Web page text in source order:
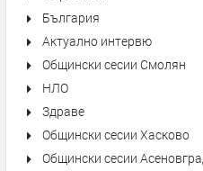
България
Актуално интервю
Общински сесии Смолян
НЛО
Здраве
Общински сесии Хасково
Общински сесии